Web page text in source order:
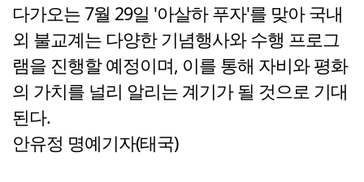
다가오는 7월 29일 '아살하 푸자'를 맞아 국내
외 불교계는 다양한 기념행사와 수행 프로그
램을 진행할 예정이며, 이를 통해 자비와 평화
의 가치를 널리 알리는 계기가 될 것으로 기대
된다.
안유정 명예기자(태국)